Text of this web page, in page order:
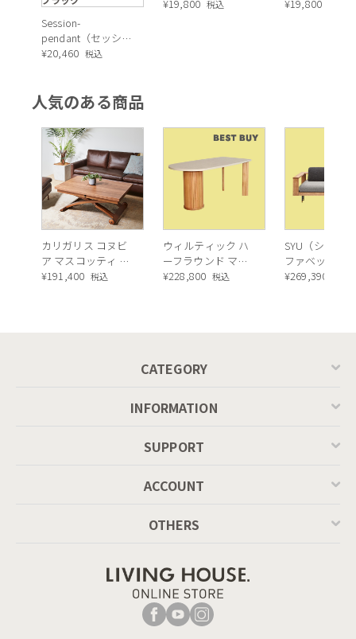
Session-
pendant（セッショ
ンペンダント）ペ
¥20,460 税込
クリア １灯
¥19,800 税込
ダントライト
¥19,800
人気のある商品
カリガリス コヌビ
ア マスコッティ 伸
長・昇降式テーブ
¥191,400 税込
ウィルティック ハ
ーフラウンド マテ
ィエラ塗装 ダイニ
¥228,800 税込
SYU（シュウ
ファベッド（
ュラル）
¥269,390
CATEGORY
INFORMATION
SUPPORT
ACCOUNT
OTHERS